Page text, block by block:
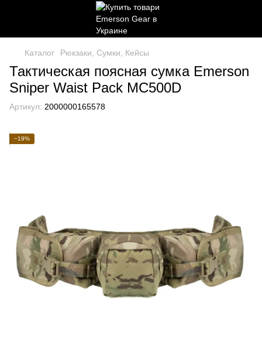
Каталог Рюкзаки, Сумки, Кейсы
Тактическая поясная сумка Emerson
Sniper Waist Pack MC500D
Артикул: 2000000165578
−19%